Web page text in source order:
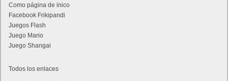
Como página de inico
Facebook Frikipandi
Juegos Flash
Juego Mario
Juego Shangai
Todos los enlaces